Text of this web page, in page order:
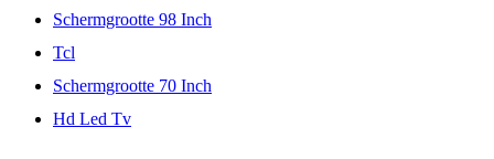
Schermgrootte 98 Inch
Tcl
Schermgrootte 70 Inch
Hd Led Tv